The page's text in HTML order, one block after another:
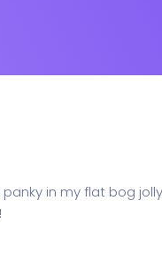
in my flat bog